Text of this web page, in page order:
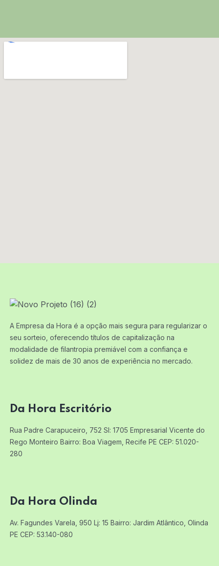
A Empresa da Hora é a opção mais segura para regularizar o
seu sorteio, oferecendo títulos de capitalização na
modalidade de filantropia premiável com a confiança e
solidez de mais de 30 anos de experiência no mercado.
Da Hora Escritório
Rua Padre Carapuceiro, 752 Sl: 1705 Empresarial Vicente do
Rego Monteiro Bairro: Boa Viagem, Recife PE CEP: 51.020-
280
Da Hora Olinda
Av. Fagundes Varela, 950 Lj: 15 Bairro: Jardim Atlântico, Olinda
PE CEP: 53.140-080